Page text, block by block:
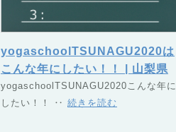
yogaschoolTSUNAGU2020は
こんな年にしたい！！ | 山梨県
甲府市・昭和町のヨガスクー
ル TSUNAGU（つなぐ）
yogaschoolTSUNAGU2020こんな年に
したい！！ ‥ 続きを読む